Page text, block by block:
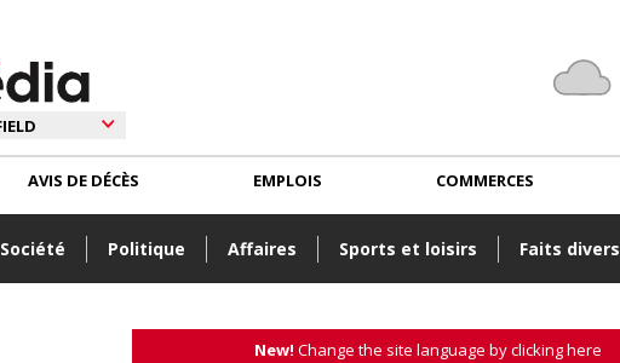
Société Politique Affaires Sports et loisirs Faits divers
AVIS DE DÉCÈS EMPLOIS COMMERCES
New! Change the site language by clicking here